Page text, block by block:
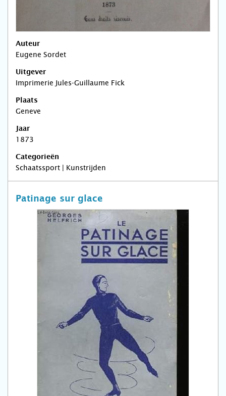
Auteur
Eugene Sordet
Uitgever
Imprimerie Jules-Guillaume Fick
Plaats
Geneve
Jaar
1873
Categorieën
Schaatssport | Kunstrijden
Patinage sur glace